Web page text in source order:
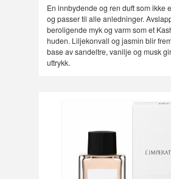
En innbydende og ren duft som ikke
og passer til alle anledninger.
beroligende myk og varm som et
huden. Liljekonvall og jasmin blir
base av sandeltre, vanilje og musk
uttrykk.